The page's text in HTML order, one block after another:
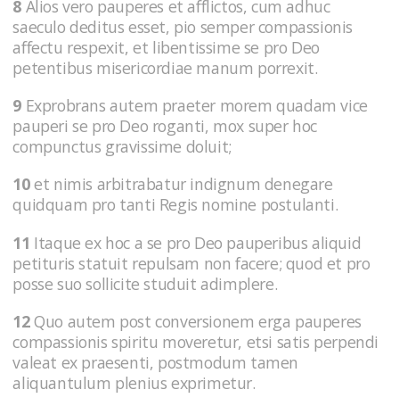
8 Alios vero pauperes et afflictos, cum adhuc
saeculo deditus esset, pio semper compassionis
affectu respexit, et libentissime se pro Deo
petentibus misericordiae manum porrexit.
9 Exprobrans autem praeter morem quadam vice
pauperi se pro Deo roganti, mox super hoc
compunctus gravissime doluit;
10et nimis arbitrabatur indignum denegare
quidquam pro tanti Regis nomine postulanti.
11 Itaque ex hoc a se pro Deo pauperibus aliquid
petituris statuit repulsam non facere; quod et pro
posse suo sollicite studuit adimplere.
12Quo autem post conversionem erga pauperes
compassionis spiritu moveretur, etsi satis perpendi
valeat ex praesenti, postmodum tamen
aliquantulum plenius exprimetur.